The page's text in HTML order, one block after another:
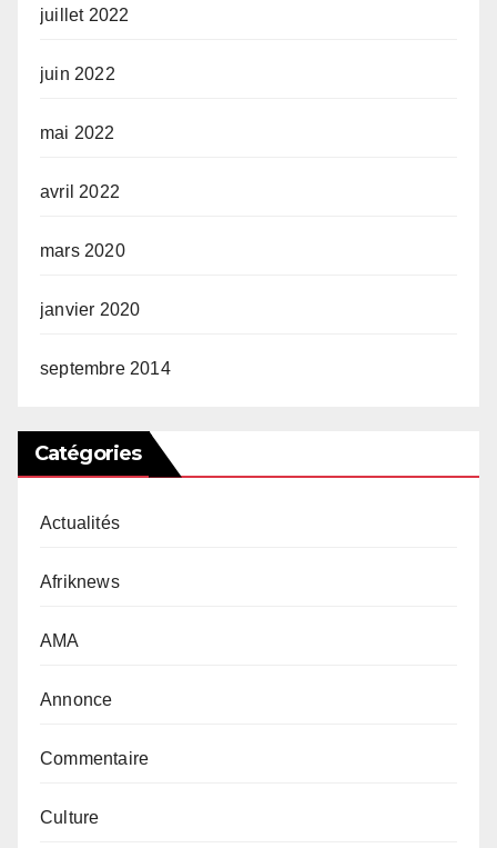
juillet 2022
juin 2022
mai 2022
avril 2022
mars 2020
janvier 2020
septembre 2014
Catégories
Actualités
Afriknews
AMA
Annonce
Commentaire
Culture